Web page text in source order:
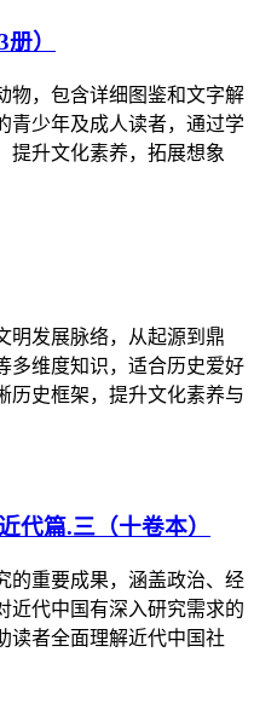
）
物，包含详细图鉴和文字解
青少年及成人读者，通过学
提升文化素养，拓展想象
明发展脉络，从起源到鼎
多维度知识，适合历史爱好
历史框架，提升文化素养与
篇.三（十卷本）
的重要成果，涵盖政治、经
近代中国有深入研究需求的
读者全面理解近代中国社